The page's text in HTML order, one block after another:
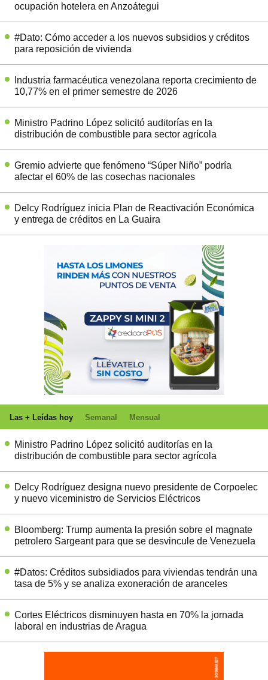
ocupación hotelera en Anzoátegui
#Dato: Cómo acceder a los nuevos subsidios y créditos
para reposición de vivienda
Industria farmacéutica venezolana reporta crecimiento de
10,77% en el primer semestre de 2026
Ministro Padrino López solicitó auditorías en la
distribución de combustible para sector agrícola
Gremio advierte que fenómeno “Súper Niño” podría
afectar el 60% de las cosechas nacionales
Delcy Rodríguez inicia Plan de Reactivación Económica
y entrega de créditos en La Guaira
Las + Leídas hoy Semanal Mensual
Ministro Padrino López solicitó auditorías en la
distribución de combustible para sector agrícola
Delcy Rodríguez designa nuevo presidente de Corpoelec
y nuevo viceministro de Servicios Eléctricos
Bloomberg: Trump aumenta la presión sobre el magnate
petrolero Sargeant para que se desvincule de Venezuela
#Datos: Créditos subsidiados para viviendas tendrán una
tasa de 5% y se analiza exoneración de aranceles
Cortes Eléctricos disminuyen hasta en 70% la jornada
laboral en industrias de Aragua